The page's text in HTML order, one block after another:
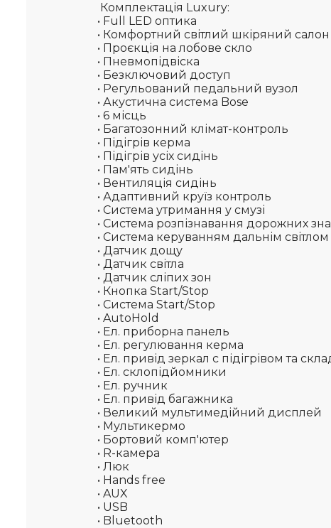
Комплектація Luxury:
• Full LED оптика
• Комфортний світлий шкіряний салон
• Проєкція на лобове скло
• Пневмопідвіска
• Безключовий доступ
• Регульований педальний вузол
• Акустична система Bose
• 6 місць
• Багатозонний клімат-контроль
• Підігрів керма
• Підігрів усіх сидінь
• Пам'ять сидінь
• Вентиляція сидінь
• Адаптивний круїз контроль
• Система утримання у смузі
• Система розпізнавання дорожних
• Система керуванням дальнім світлом
• Датчик дощу
• Датчик світла
• Датчик сліпих зон
• Кнопка Start/Stop
• Cистема Start/Stop
• AutoHold
• Ел. приборна панель
• Ел. регулювання керма
• Ел. привід зеркал с підігрівом та
• Ел. склопідйомники
• Ел. ручник
• Ел. привід багажника
• Великий мультимедійний дисплей
• Мультикермо
• Бортовий комп'ютер
• R-камера
• Люк
• Hands free
• AUX
• USB
• Bluetooth